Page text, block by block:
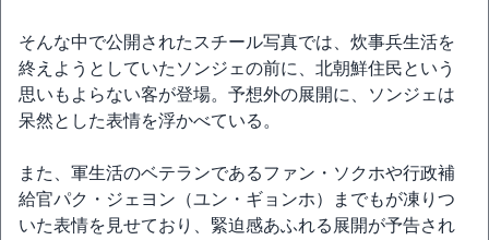
そんな中で公開されたスチール写真では、炊事兵生活を
終えようとしていたソンジェの前に、北朝鮮住民という
思いもよらない客が登場。予想外の展開に、ソンジェは
呆然とした表情を浮かべている。
また、軍生活のベテランであるファン・ソクホや行政補
給官パク・ジェヨン（ユン・ギョンホ）までもが凍りつ
いた表情を見せており、緊迫感あふれる展開が予告され